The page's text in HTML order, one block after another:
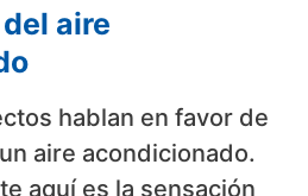
aire
hablan en favor de
aire acondicionado.
aquí es la sensación